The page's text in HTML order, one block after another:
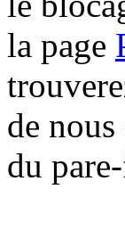
la page
de
du